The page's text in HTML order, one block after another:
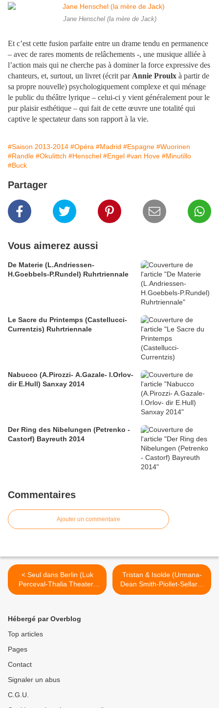
Jane Henschel (la mère de Jack)
Et c’est cette fusion parfaite entre un drame tendu en permanence
– avec de rares moments de relâchements -, une musique alliée à
l’action mais qui ne cherche pas à dominer la force expressive des
chanteurs, et, surtout, un livret (écrit par Annie Proulx à partir de
sa propre nouvelle) psychologiquement complexe et qui ménage
le public du théâtre lyrique – celui-ci y vient généralement pour le
pur plaisir esthétique – qui fait de cette œuvre une totalité qui
captive le spectateur dans son rapport à la vie.
#Saison 2013-2014 #Opéra #Madrid #Espagne #Wuorinen
#Randle #Okulittch #Henschel #Engel #van Hove #Minutillo
#Buck
Partager
Vous aimerez aussi
De Materie (L.Andriessen-
H.Goebbels-P.Rundel) Ruhrtriennale
Le Sacre du Printemps (Castellucci-
Currentzis) Ruhrtriennale
Nabucco (A.Pirozzi- A.Gazale- I.Orlov-
dir E.Hull) Sanxay 2014
Der Ring des Nibelungen (Petrenko -
Castorf) Bayreuth 2014
Commentaires
Ajouter un commentaire
< Seul dans Berlin (Luk
Perceval-Thalia Theater)
Amandiers
Tristan & Isolde (Urmana-
Dean Smith-Piollet-Sellars)
Madrid >
Hébergé par Overblog
Top articles
Pages
Contact
Signaler un abus
C.G.U.